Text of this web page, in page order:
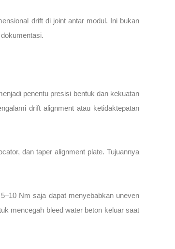
drift di joint antar modul. Ini bukan
penentu presisi bentuk dan kekuatan
drift alignment atau ketidaktepatan
dan taper alignment plate. Tujuannya
Nm saja dapat menyebabkan uneven
mencegah bleed water beton keluar saat